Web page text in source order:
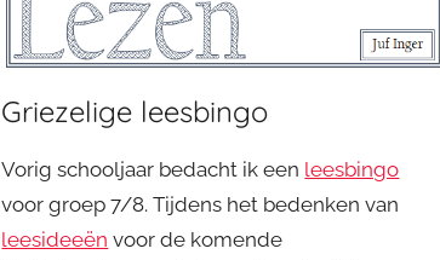
Griezelige leesbingo
Vorig schooljaar bedacht ik een leesbingo
voor groep 7/8. Tijdens het bedenken van
leesideeën voor de komende